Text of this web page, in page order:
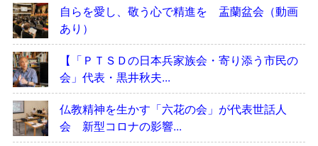
自らを愛し、敬う心で精進を 盂蘭盆会（動画
あり）
【「ＰＴＳＤの日本兵家族会・寄り添う市民の
会」代表・黒井秋夫...
仏教精神を生かす「六花の会」が代表世話人
会 新型コロナの影響...